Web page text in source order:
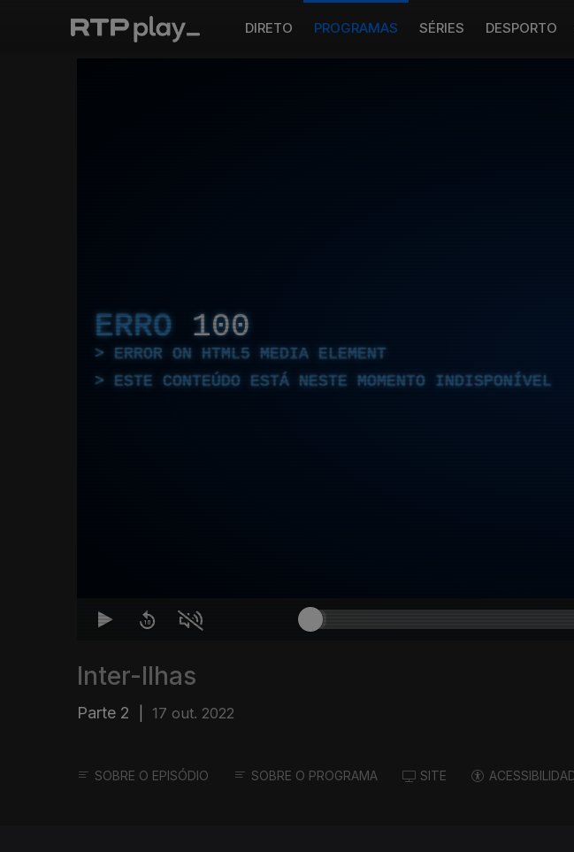
DIRETO PROGRAMAS SÉRIES DESPORTO
ERRO 100
ERROR ON HTML5 MEDIA ELEMENT
ESTE CONTEÚDO ESTÁ NESTE MOMENTO INDISPONÍVEL
Inter-Ilhas
Parte 2 17 out. 2022
SOBRE O EPISÓDIO SOBRE O PROGRAMA SITE